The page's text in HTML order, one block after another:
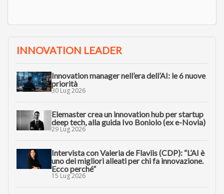
INNOVATION LEADER
Innovation manager nell’era dell’AI: le 6 nuove
priorità
30 Lug 2026
Elemaster crea un innovation hub per startup
deep tech, alla guida Ivo Boniolo (ex e-Novia)
29 Lug 2026
Intervista con Valeria de Flaviis (CDP): “L’AI è
uno dei migliori alleati per chi fa innovazione.
Ecco perché”
15 Lug 2026